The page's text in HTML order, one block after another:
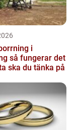
i
det
ska du tänka på